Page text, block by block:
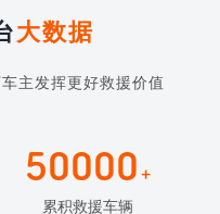
大数据
主发挥更好救援价值
50000 +
累积救援车辆